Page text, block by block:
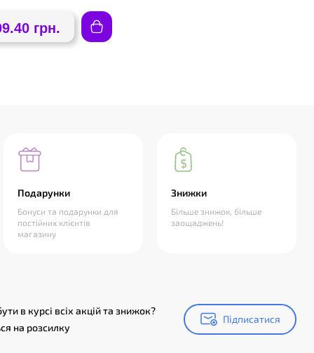
грн.
Подарунки
Бонуси та подарунки для
постійних клієнтів
магазину
Знижки
Більше знижок, більше
заощаджень!
в курсі всіх акцій та знижок?
на розсилку
Підписатися
Підписатися